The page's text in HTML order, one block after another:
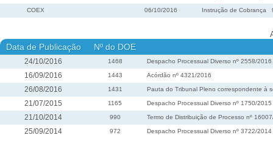
COEX 06/10/2016 Instrução de Cobrança
Data de Publicação Nº do DOE
24/10/2016 1468 Despacho Processual Diverso nº 2558/2016
16/09/2016 1443 Acórdão nº 4321/2016
26/08/2016 1431 Pauta do Tribunal Pleno correspondente à
21/07/2015 1165 Despacho Processual Diverso nº 1750/2015
21/10/2014 990 Termo de Distribuição de Processo nº
25/09/2014 972 Despacho Processual Diverso nº 3722/2014